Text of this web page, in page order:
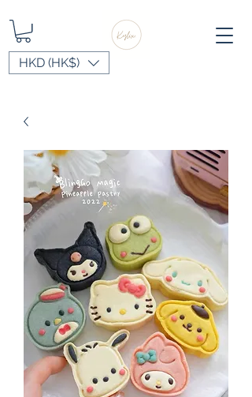
HKD (HK$)